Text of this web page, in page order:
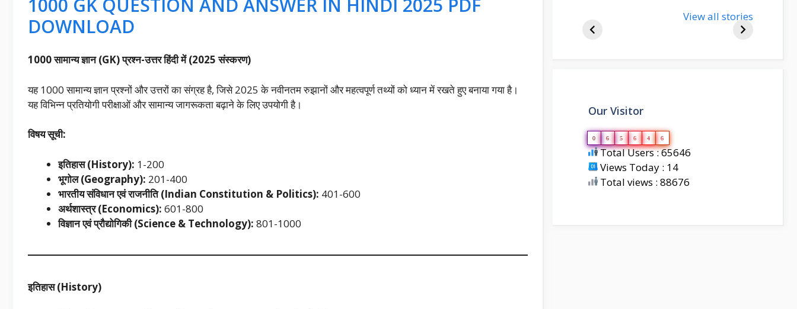
1000 GK QUESTION AND ANSWER IN HINDI 2025 PDF
DOWNLOAD
1000सामान्य ज्ञान (GK)प्रश्न-उत्तर हिंदी में (2025संस्करण)
यह 1000 सामान्य ज्ञान प्रश्नों और उत्तरों का संग्रह है, जिसे 2025 के नवीनतम रुझानों और महत्वपूर्ण तथ्यों को ध्यान में रखते हुए बनाया गया है।
यह विभिन्न प्रतियोगी परीक्षाओं और सामान्य जागरूकता बढ़ाने के लिए उपयोगी है।
विषय सूची:
इतिहास (History): 1-200
भूगोल (Geography): 201-400
भारतीय संविधान एवं राजनीति (Indian Constitution & Politics): 401-600
अर्थशास्त्र (Economics): 601-800
विज्ञान एवं प्रौद्योगिकी (Science & Technology): 801-1000
इतिहास (History)
bjp-india-
biography
View all stories
Our Visitor
0 6 5 6 4 6
Total Users : 65646
Views Today : 14
Total views : 88676